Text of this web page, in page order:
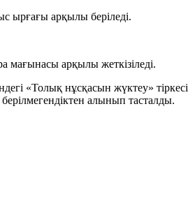
ырғағы арқылы беріледі.
мағынасы арқылы жеткізіледі.
«Толық нұсқасын жүктеу» тіркесі
алынып тасталды.